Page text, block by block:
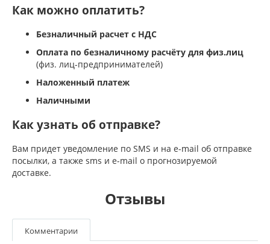
Как можно оплатить?
Безналичный расчет с НДС
Оплата по безналичному расчёту для физ.лиц
(физ. лиц-предпринимателей)
Наложенный платеж
Наличными
Как узнать об отправке?
Вам придет уведомление по SMS и на e-mail об отправке
посылки, а также sms и e-mail о прогнозируемой
доставке.
Отзывы
Комментарии